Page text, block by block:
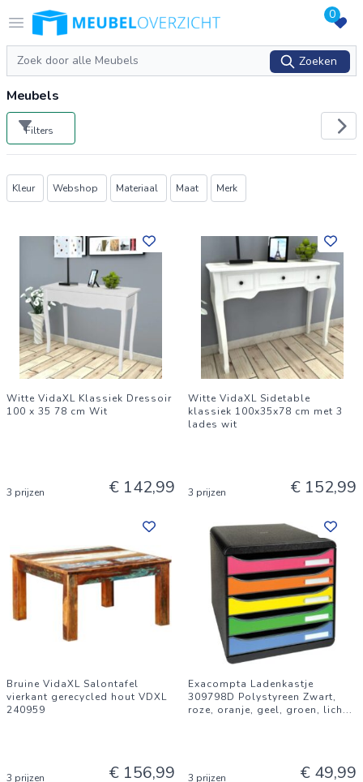
Open menu
Logo Meubeloverzicht.nl 0
Zoeken
Zoeken
Meubels
Filters
Producten
Kleur Webshop Materiaal Maat Merk
Witte VidaXL Klassiek Dressoir
100 x 35 78 cm Wit
3 prijzen € 142,99
Witte VidaXL Sidetable
klassiek 100x35x78 cm met 3
lades wit
3 prijzen € 152,99
Bruine VidaXL Salontafel
vierkant gerecycled hout VDXL
240959
3 prijzen € 156,99
Exacompta Ladenkastje
309798D Polystyreen Zwart,
roze, oranje, geel, groen, lich...
3 prijzen € 49,99